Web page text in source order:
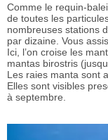
Comme le requin-
de toutes les
nombreuses stations
par dizaine. Vous
Ici, l’on croise les
mantas birostris
Les raies manta sont
Elles sont visibles
à septembre.